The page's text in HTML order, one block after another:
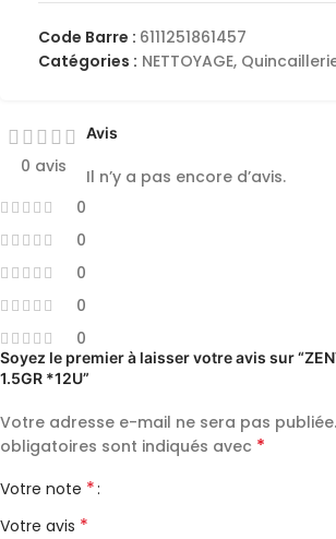
Code Barre : 6111251861457
Catégories : NETTOYAGE,
0 avis
0
0
0
0
0
Avis
Il n’y a pas encore d’avis.
Soyez le premier à laisser votre avis sur
1.5GR *12U”
Votre adresse e-mail ne sera pas publiée.
obligatoires sont indiqués avec *
Votre note *
Votre avis *